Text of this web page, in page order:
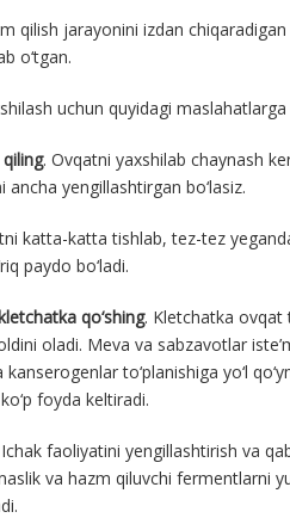
qilish jarayonini izdan
o‘tgan.
uchun quyidagi
. Ovqatni yaxshilab chaynash
yengillashtirgan bo‘lasiz.
katta-katta tishlab, tez-tez
paydo bo‘ladi.
qo‘shing. Kletchatka ovqat
oladi. Meva va sabzavotlar
to‘planishiga yo‘l
foyda keltiradi.
faoliyatini yengillashtirish va
va hazm qiluvchi fermentlarni